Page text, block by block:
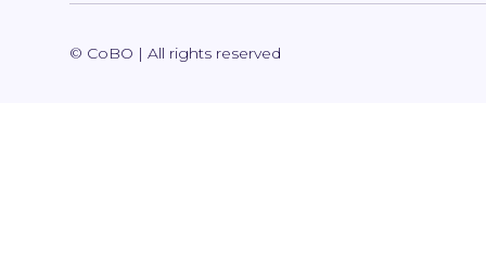
© CoBO | All rights reserved